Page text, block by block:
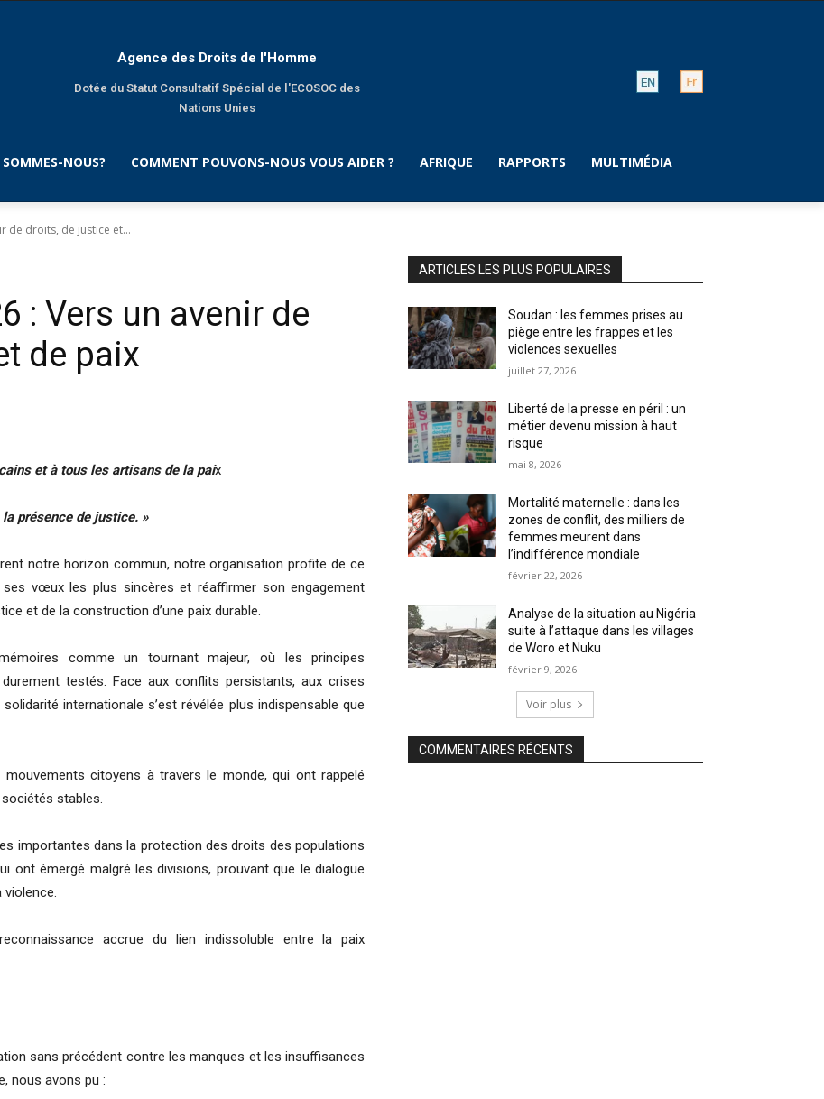
Agence des Droits de l'Homme
Dotée du Statut Consultatif Spécial de l'ECOSOC des
Nations Unies
NOUS? COMMENT POUVONS-NOUS VOUS AIDER ? AFRIQUE RAPPORTS MULTIMÉDIA
de droits, de justice et...
: Vers un avenir de
de paix
et à tous les artisans de la paix
la présence de justice. »
notre horizon commun, notre organisation profite de ce
vœux les plus sincères et réaffirmer son engagement
et de la construction d’une paix durable.
comme un tournant majeur, où les principes
testés. Face aux conflits persistants, aux crises
internationale s’est révélée plus indispensable que
citoyens à travers le monde, qui ont rappelé
stables.
importantes dans la protection des droits des populations
ont émergé malgré les divisions, prouvant que le dialogue
violence.
accrue du lien indissoluble entre la paix
sans précédent contre les manques et les insuffisances
nous avons pu :
ARTICLES LES PLUS POPULAIRES
Soudan : les femmes prises au
piège entre les frappes et les
violences sexuelles
juillet 27, 2026
Liberté de la presse en péril : un
métier devenu mission à haut
risque
mai 8, 2026
Mortalité maternelle : dans les
zones de conflit, des milliers de
femmes meurent dans
l’indifférence mondiale
février 22, 2026
Analyse de la situation au Nigéria
suite à l’attaque dans les villages
de Woro et Nuku
février 9, 2026
Voir plus
COMMENTAIRES RÉCENTS